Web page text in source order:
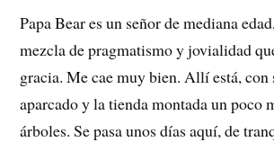
Papa Bear es un señor de mediana
mezcla de pragmatismo y jovialidad
gracia. Me cae muy bien. Allí está, con
aparcado y la tienda montada un poco
árboles. Se pasa unos días aquí, de